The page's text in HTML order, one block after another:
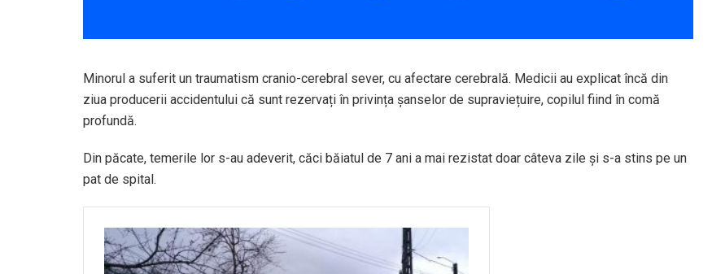
Minorul a suferit un traumatism cranio-cerebral sever, cu afectare cerebrală. Medicii au explicat încă din
ziua producerii accidentului că sunt rezervați în privința șanselor de supraviețuire, copilul fiind în comă
profundă.
Din păcate, temerile lor s-au adeverit, căci băiatul de 7 ani a mai rezistat doar câteva zile și s-a stins pe un
pat de spital.